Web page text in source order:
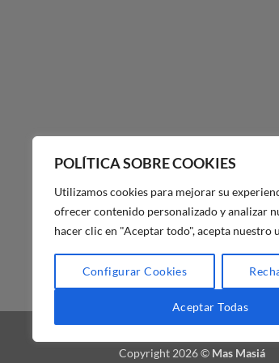
POLÍTICA SOBRE COOKIES
Utilizamos cookies para mejorar su
ofrecer contenido personalizado y analizar
hacer clic en "Aceptar todo", acepta nuestro
Configurar Cookies
Aceptar Todas
BLOG FAQ NUESTRA TIENDA
Copyright 2026 © Mas Masiá